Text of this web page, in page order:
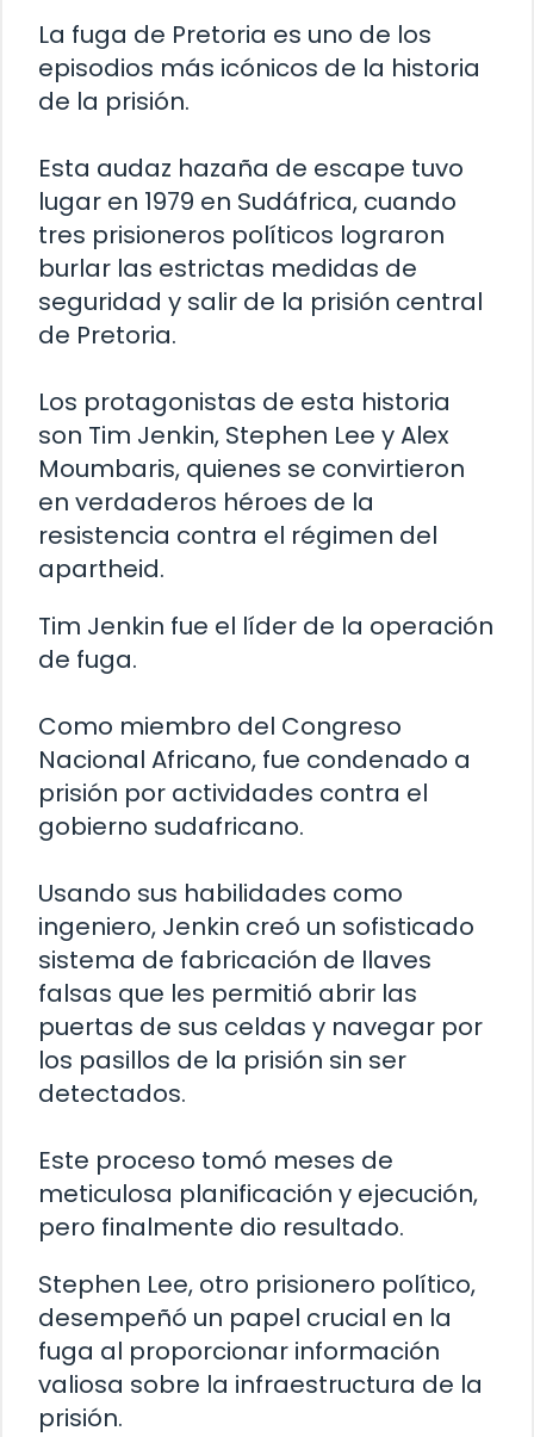
La fuga de Pretoria es uno de los
episodios más icónicos de la historia
de la prisión.
Esta audaz hazaña de escape tuvo
lugar en 1979 en Sudáfrica, cuando
tres prisioneros políticos lograron
burlar las estrictas medidas de
seguridad y salir de la prisión central
de Pretoria.
Los protagonistas de esta historia
son Tim Jenkin, Stephen Lee y Alex
Moumbaris, quienes se convirtieron
en verdaderos héroes de la
resistencia contra el régimen del
apartheid.
Tim Jenkin fue el líder de la operación
de fuga.
Como miembro del Congreso
Nacional Africano, fue condenado a
prisión por actividades contra el
gobierno sudafricano.
Usando sus habilidades como
ingeniero, Jenkin creó un sofisticado
sistema de fabricación de llaves
falsas que les permitió abrir las
puertas de sus celdas y navegar por
los pasillos de la prisión sin ser
detectados.
Este proceso tomó meses de
meticulosa planificación y ejecución,
pero finalmente dio resultado.
Stephen Lee, otro prisionero político,
desempeñó un papel crucial en la
fuga al proporcionar información
valiosa sobre la infraestructura de la
prisión.